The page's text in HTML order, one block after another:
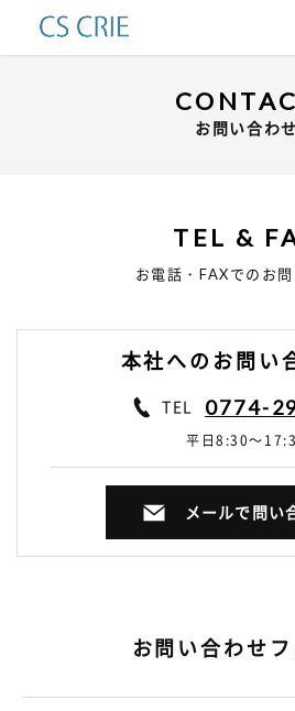
お問い合わせ
お問い合わせ
TEL &
お電話・FAXでのお
本社へのお問い
TEL 0774-
平日8:30～
メールで問い
お問い合わせ